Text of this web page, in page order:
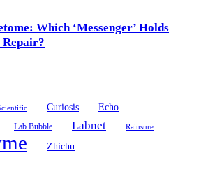
Which ‘Messenger’ Holds
Repair?
Curiosis Echo
Lab Bubble Labnet Rainsure
Zhichu